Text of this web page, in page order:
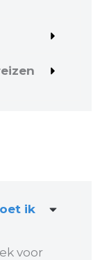
ik
voor